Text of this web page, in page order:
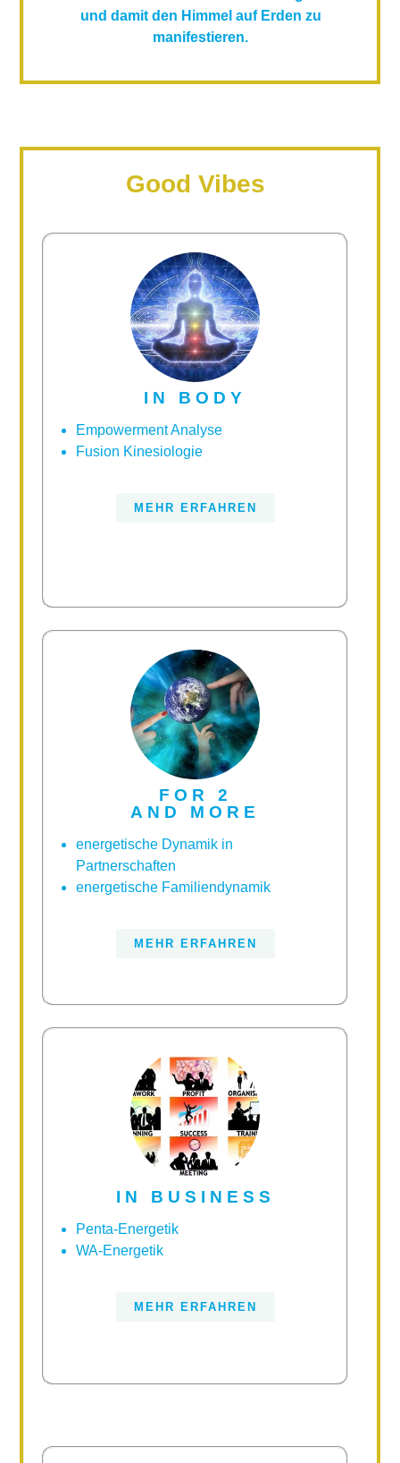
und damit den Himmel auf Erden zu
manifestieren.
Good Vibes
IN BODY
Empowerment Analyse
Fusion Kinesiologie
MEHR ERFAHREN
FOR 2
AND MORE
energetische Dynamik in
Partnerschaften
energetische Familiendynamik
MEHR ERFAHREN
IN BUSINESS
Penta-Energetik
WA-Energetik
MEHR ERFAHREN